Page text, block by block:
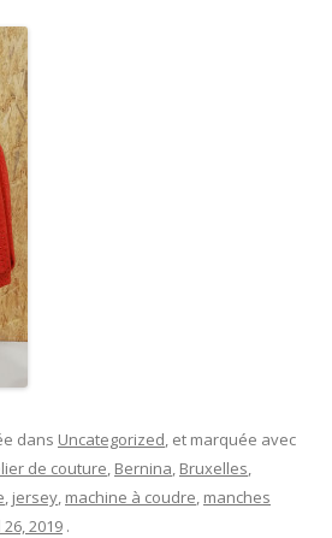
dans Uncategorized , et marquée avec
de couture Bernina Bruxelles
jersey machine à coudre manches
2019 .